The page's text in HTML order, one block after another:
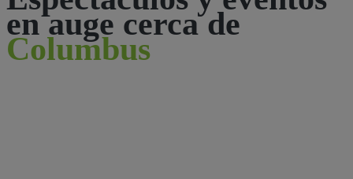
en auge cerca de
Columbus